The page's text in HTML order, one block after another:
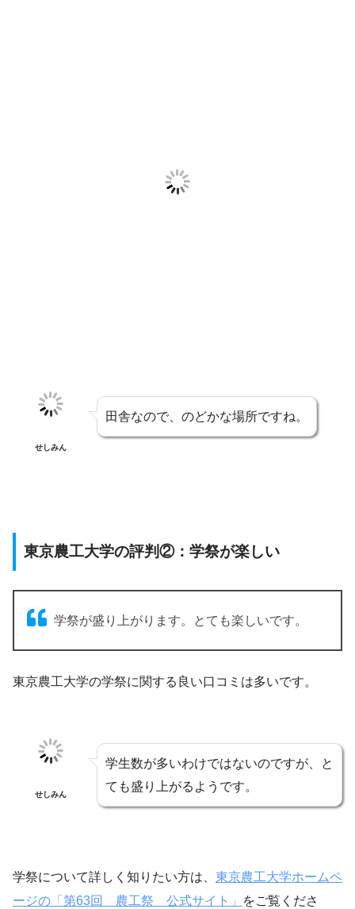
せしみん
田舎なので、のどかな場所ですね。
東京農工大学の評判②：学祭が楽しい
学祭が盛り上がります。とても楽しいです。
東京農工大学の学祭に関する良い口コミは多いです。
せしみん
学生数が多いわけではないのですが、と
ても盛り上がるようです。
学祭について詳しく知りたい方は、 東京農工大学ホームペ
ージの「第63回 農工祭 公式サイト」
をご覧くださ